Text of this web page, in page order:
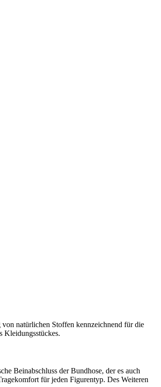
natürlichen Stoffen kennzeichnend für die
Kleidungsstückes.
Beinabschluss der Bundhose, der es auch
für jeden Figurentyp. Des Weiteren